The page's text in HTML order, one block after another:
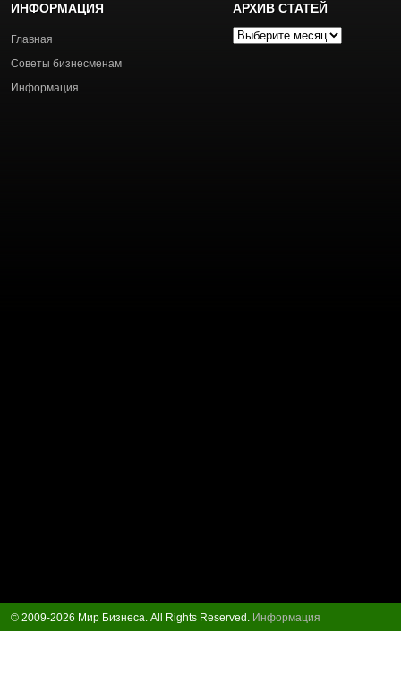
ИНФОРМАЦИЯ
Главная
Советы бизнесменам
Информация
АРХИВ СТАТЕЙ
Архив
© 2009-2026 Мир Бизнеса. All Rights Reserved. Информация